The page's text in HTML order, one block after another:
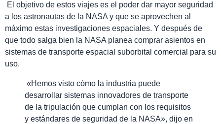
El objetivo de estos viajes es el poder dar mayor seguridad
a los astronautas de la NASA y que se aprovechen al
máximo estas investigaciones espaciales. Y después de
que todo salga bien la NASA planea comprar asientos en
sistemas de transporte espacial suborbital comercial para su
uso.
«Hemos visto cómo la industria puede
desarrollar sistemas innovadores de transporte
de la tripulación que cumplan con los requisitos
y estándares de seguridad de la NASA», dijo en